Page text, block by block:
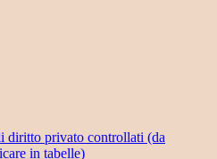
diritto privato controllati (da
in tabelle)